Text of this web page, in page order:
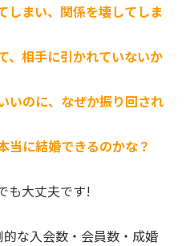
しまい、関係を壊してしま
、相手に引かれていないか
いのに、なぜか振り回され
当に結婚できるのかな？
も大丈夫です!
な入会数・会員数・成婚